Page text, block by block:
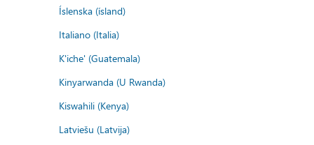
Íslenska (ísland)
Italiano (Italia)
K'iche' (Guatemala)
Kinyarwanda (U Rwanda)
Kiswahili (Kenya)
Latviešu (Latvija)